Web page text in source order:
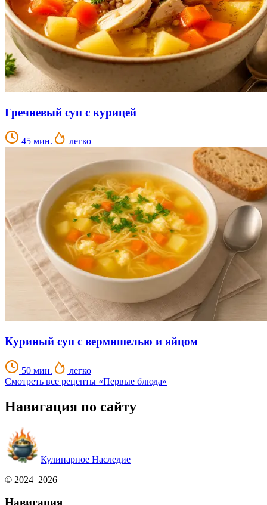
Гречневый суп с курицей
45 мин. легко
Куриный суп с вермишелью и яйцом
50 мин.
легко
Смотреть все рецепты «Первые блюда»
Навигация по сайту
Кулинарное Наследие
© 2024–2026
Навигация